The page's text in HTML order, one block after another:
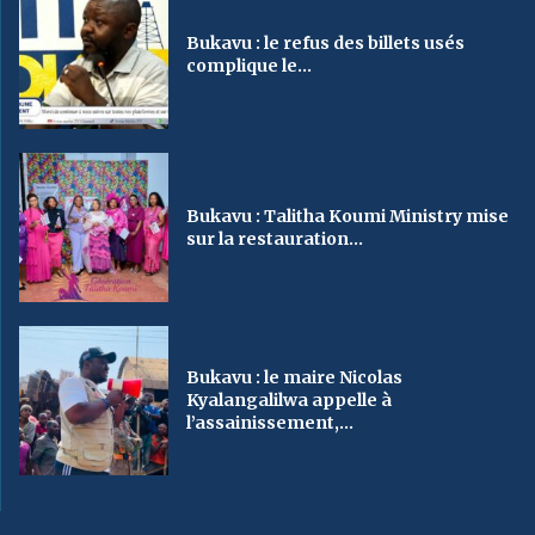
Bukavu : le refus des billets usés
complique le...
Bukavu : Talitha Koumi Ministry mise
sur la restauration...
Bukavu : le maire Nicolas
Kyalangalilwa appelle à
l’assainissement,...